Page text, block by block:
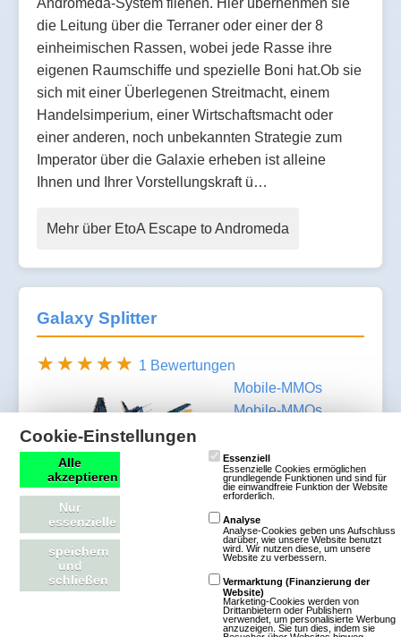
die Leitung über die Terraner oder einer der 8
einheimischen Rassen, wobei jede Rasse ihre
eigenen Raumschiffe und spezielle Boni hat.Ob sie
sich mit einer Überlegenen Streitmacht, einem
Handelsimperium, einer Wirtschaftsmacht oder
einer anderen, noch unbekannten Strategie zum
Imperator über die Galaxie erheben ist alleine
Ihnen und Ihrer Vorstellungskraft ü…
Mehr über EtoA Escape to Andromeda
Galaxy Splitter
1 Bewertungen
Mobile-MMOs
Mobile-MMOs
2D
Play
Das galaktische
Action Spiel In
diesem Vertical
Shooter bekommst
du es mit zahlreichen Feinden zu tun. Ihre
Raumschiffe sind sehr gut gerüstet und die
Cookie-Einstellungen
Alle
akzeptieren
Nur
essenzielle
speichern
und
schließen
Essenziell
Essenzielle Cookies ermöglichen
grundlegende Funktionen und sind für
die einwandfreie Funktion der Website
erforderlich.
Analyse
Analyse-Cookies geben uns Aufschluss
darüber, wie unsere Website benutzt
wird. Wir nutzen diese, um unsere
Website zu verbessern.
Vermarktung (Finanzierung der
Website)
Marketing-Cookies werden von
Drittanbietern oder Publishern
verwendet, um personalisierte Werbung
anzuzeigen. Sie tun dies, indem sie